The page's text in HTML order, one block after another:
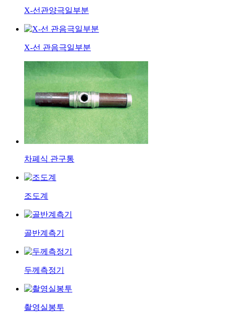
X-선관양극일부분
X-선 관음극일부분
차폐식 관구통
조도계
골반계측기
두께측정기
촬영실봉투